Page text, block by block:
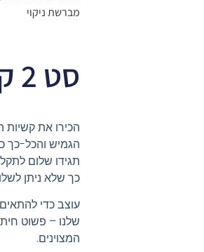
מברשת ניקוי
סט 2 קשים + מברשת ניקוי
הכירו את קשיות
הגמיש והכל-כך
תגידו שלום
כך שלא ניתן
עוצב כדי
שלנו – פשוט
המצוינים.